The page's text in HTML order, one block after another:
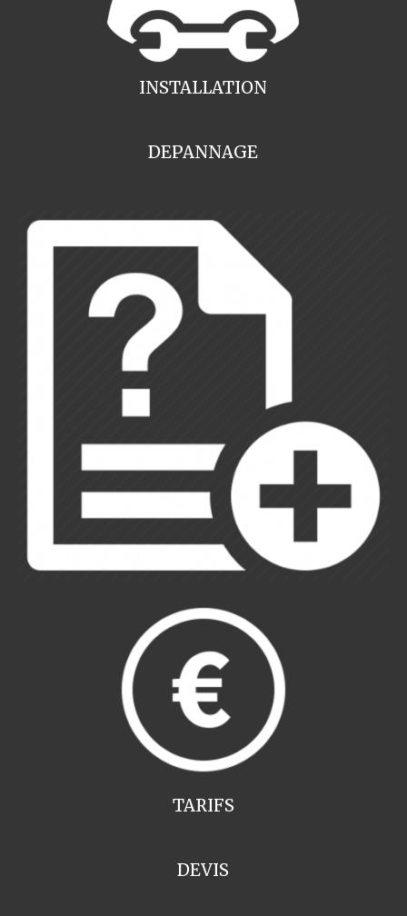
INSTALLATION
DEPANNAGE
TARIFS
DEVIS